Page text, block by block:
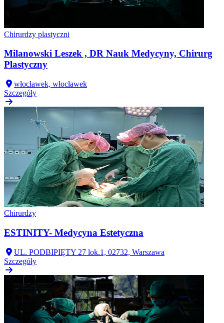
Chirurdzy plastyczni
Milanowski Leszek , DR Nauk Medycyny, Chirurg
Plastyczny
włocławek, włocławek
Szczegóły
Chirurdzy
ESTINITY- Medycyna Estetyczna
UL. PODBIPIĘTY 27 lok.1, 02732, Warszawa
Szczegóły